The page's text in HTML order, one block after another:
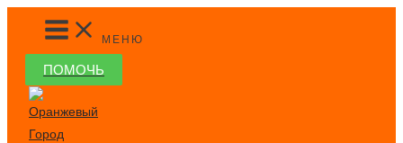
Перейти
содержимому
MAIN
MENU
МЕНЮ
ПОМОЧЬ